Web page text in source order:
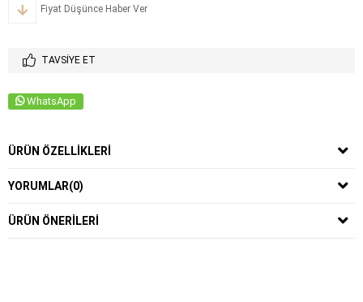
Fiyat Düşünce Haber Ver
TAVSIYE ET
WhatsApp
ÜRÜN ÖZELLIKLERI
YORUMLAR(0)
ÜRÜN ÖNERILERI